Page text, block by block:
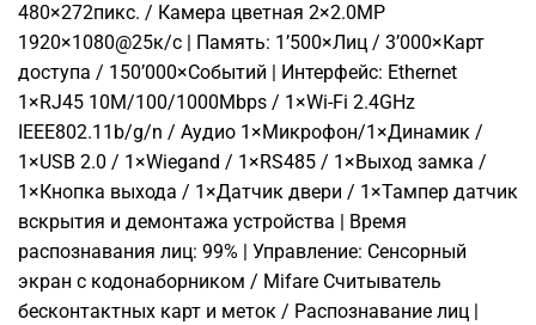
480×272пикс. / Камера цветная 2×2.0МР
1920×1080@25к/с | Память: 1’500×Лиц / 3’000×Карт
доступа / 150’000×Событий | Интерфейс: Ethernet
1×RJ45 10M/100/1000Mbps / 1×Wi-Fi 2.4GHz
IEEE802.11b/g/n / Аудио 1×Микрофон/1×Динамик /
1×USB 2.0 / 1×Wiegand / 1×RS485 / 1×Выход замка /
1×Кнопка выхода / 1×Датчик двери / 1×Тампер датчик
вскрытия и демонтажа устройства | Время
распознавания лиц: 99% | Управление: Сенсорный
экран с кодонаборником / Mifare Считыватель
бесконтактных карт и меток / Распознавание лиц |